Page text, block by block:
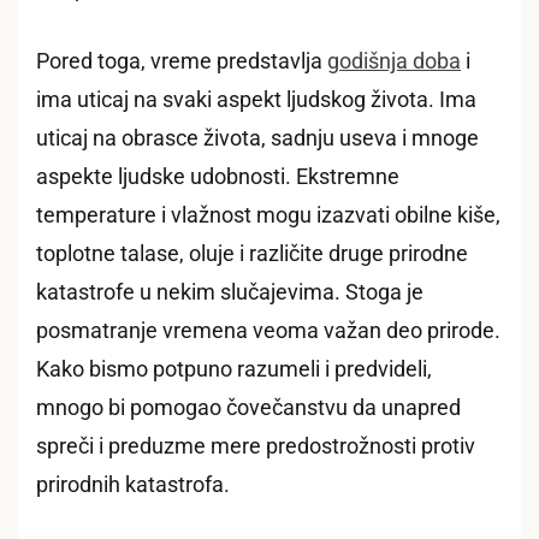
Pored toga, vreme predstavlja godišnja doba i
ima uticaj na svaki aspekt ljudskog života. Ima
uticaj na obrasce života, sadnju useva i mnoge
aspekte ljudske udobnosti. Ekstremne
temperature i vlažnost mogu izazvati obilne kiše,
toplotne talase, oluje i različite druge prirodne
katastrofe u nekim slučajevima. Stoga je
posmatranje vremena veoma važan deo prirode.
Kako bismo potpuno razumeli i predvideli,
mnogo bi pomogao čovečanstvu da unapred
spreči i preduzme mere predostrožnosti protiv
prirodnih katastrofa.